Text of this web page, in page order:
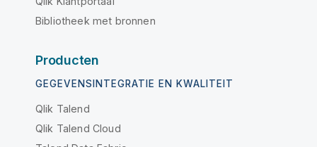
Bibliotheek met bronnen
Producten
GEGEVENSINTEGRATIE EN KWALITEIT
Qlik Talend
Qlik Talend Cloud